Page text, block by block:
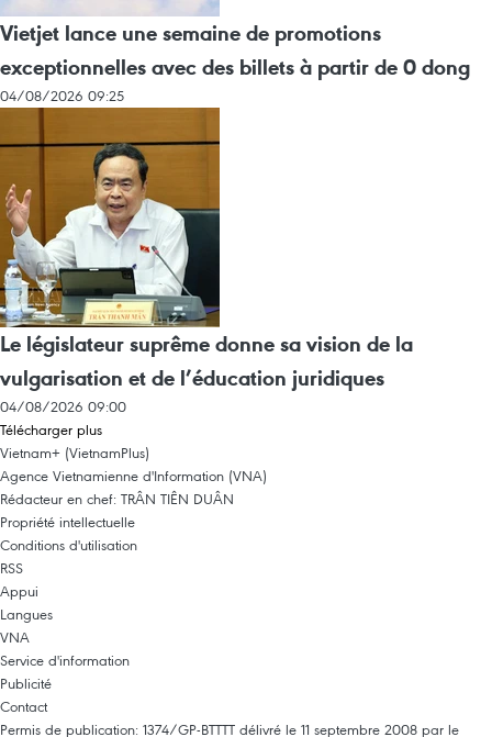
Vietjet lance une semaine de promotions
exceptionnelles avec des billets à partir de 0 dong
04/08/2026 09:25
Le législateur suprême donne sa vision de la
vulgarisation et de l’éducation juridiques
04/08/2026 09:00
Télécharger plus
Vietnam+ (VietnamPlus)
Agence Vietnamienne d'Information (VNA)
Rédacteur en chef: TRÂN TIÊN DUÂN
Propriété intellectuelle
Conditions d'utilisation
RSS
Appui
Langues
VNA
Service d'information
Publicité
Contact
Permis de publication: 1374/GP-BTTTT délivré le 11 septembre 2008 par le